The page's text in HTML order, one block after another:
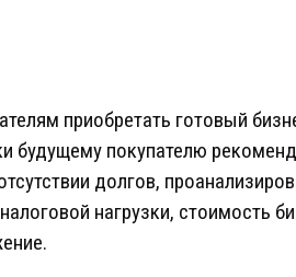
приобретать готовый
будущему покупателю
долгов,
нагрузки, стоимость